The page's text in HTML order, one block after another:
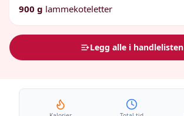
900 g lammekoteletter
Legg alle i handlelisten